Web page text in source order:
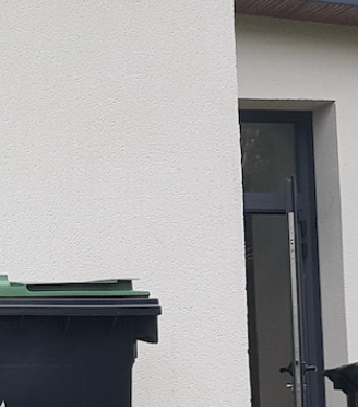
de